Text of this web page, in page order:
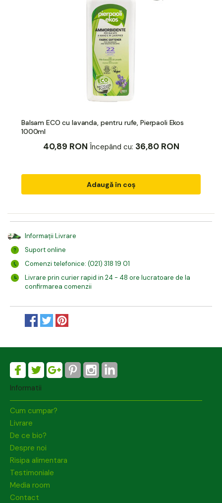
Balsam ECO cu lavanda, pentru rufe, Pierpaoli Ekos
1000ml
40,89 RON Începând cu: 36,80 RON
Adaugă în coș
Informații Livrare
Suport online
Comenzi telefonice: (021) 318 19 01
Livrare prin curier rapid in 24 - 48 ore lucratoare de la
confirmarea comenzii
Informatii
Cum cumpar?
Livrare
De ce bio?
Despre noi
Risipa alimentara
Testimoniale
Media room
Contact